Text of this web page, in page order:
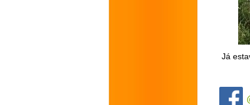
Já